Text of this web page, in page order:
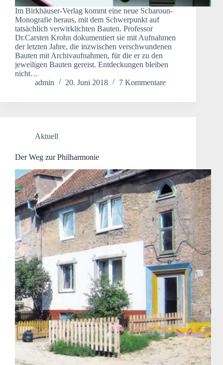
Im Birkhäuser-Verlag kommt eine neue Scharoun-
Monografie heraus, mit dem Schwerpunkt auf
tatsächlich verwirklichten Bauten. Professor
Dr.Carsten Krohn dokumentiert sie mit Aufnahmen
der letzten Jahre, die inzwischen verschwundenen
Bauten mit Archivaufnahmen, für die er zu den
jeweiligen Bauten gereist. Entdeckungen bleiben
nicht…
admin
20. Juni 2018 7 Kommentare
Aktuell
Der Weg zur Philharmonie